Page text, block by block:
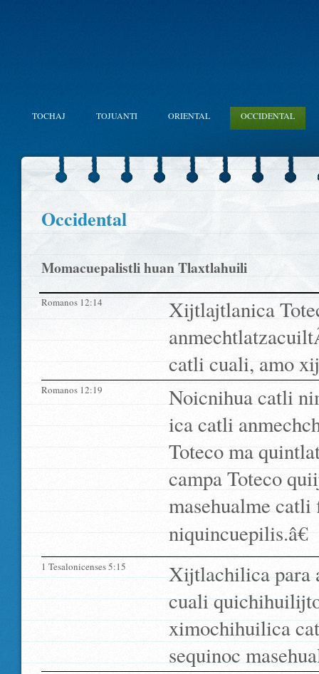
TOCHAJ TOJUANTI ORIENTAL OCCIDENTAL
Occidental
Momacuepalistli huan Tlaxtlahuili
Romanos 12:14
Xijtlajtlanica
catli cuali, amo
Romanos 12:19
Noicnihua catli
ica catli
Toteco ma
campa Toteco
masehualme
niquincuepilis.â€
1 Tesalonicenses 5:15
Xijtlachilica para
cuali
ximochihuilica
sequinoc